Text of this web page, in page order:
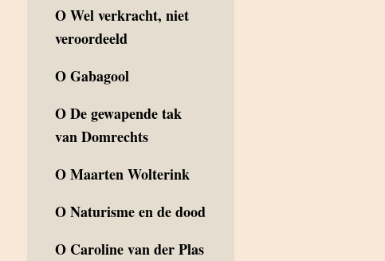
OWel verkracht, niet
veroordeeld
OGabagool
ODe gewapende tak
van Domrechts
OMaarten Wolterink
ONaturisme en de dood
O Caroline van der Plas